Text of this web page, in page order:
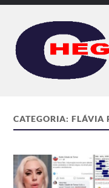
CATEGORIA:FLÁVIA